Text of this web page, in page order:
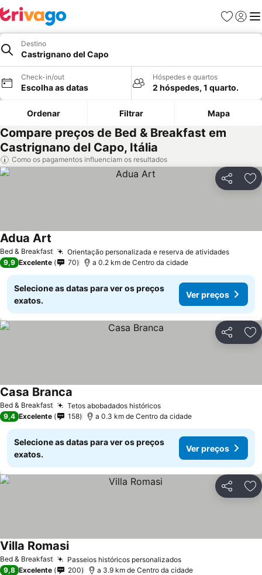
Favoritos
Iniciar
Destino
Castrignano del Capo
Check-in/out
Escolha as datas
Hóspedes e quartos
2 hóspedes, 1 quarto.
Ordenar Filtrar Mapa
Compare preços de Bed & Breakfast em
Castrignano del Capo, Itália
Como os pagamentos influenciam os resultados
Partilhar
Bed & Breakfast Orientação personalizada e reserva de atividades
Adua Art
9,9 Excelente 70 a 0.2 km de Centro da cidade
Selecione as datas para ver os preços
exatos.
Ver preços
Partilhar
Bed & Breakfast Tetos abobadados históricos
Casa Branca
9,4 Excelente 158 a 0.3 km de Centro da cidade
Selecione as datas para ver os preços
exatos.
Ver preços
Partilhar
Bed & Breakfast Passeios históricos personalizados
Villa Romasi
9,8 Excelente 200 a 3.9 km de Centro da cidade